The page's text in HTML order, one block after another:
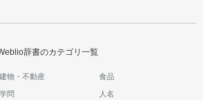
辞書のカテゴリ一覧
建物・不動産 食品
学問 人名